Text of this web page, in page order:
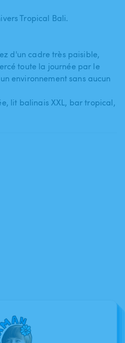
Tropical Bali.
d'un cadre très paisible​,​
toute la journée par le
environnement sans aucun
lit balinais XXL​,​ bar tropical​,​